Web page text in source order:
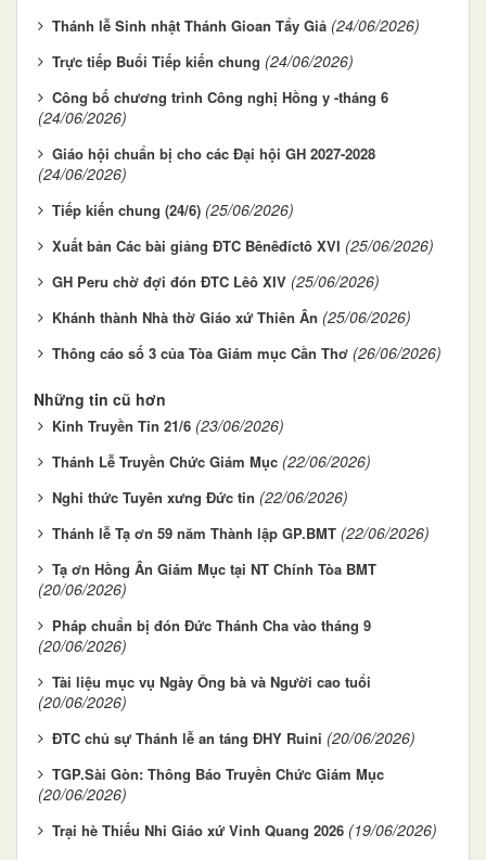
Thánh lễ Sinh nhật Thánh Gioan Tẩy Giả (24/06/2026)
Trực tiếp Buổi Tiếp kiến chung (24/06/2026)
Công bố chương trình Công nghị Hồng y -tháng 6
(24/06/2026)
Giáo hội chuẩn bị cho các Đại hội GH 2027-2028
(24/06/2026)
Tiếp kiến chung (24/6) (25/06/2026)
Xuất bản Các bài giảng ĐTC Bênêđíctô XVI (25/06/2026)
GH Peru chờ đợi đón ĐTC Lêô XIV (25/06/2026)
Khánh thành Nhà thờ Giáo xứ Thiên Ân (25/06/2026)
Thông cáo số 3 của Tòa Giám mục Cần Thơ (26/06/2026)
Những tin cũ hơn
Kinh Truyền Tin 21/6 (23/06/2026)
Thánh Lễ Truyền Chức Giám Mục (22/06/2026)
Nghi thức Tuyên xưng Đức tin (22/06/2026)
Thánh lễ Tạ ơn 59 năm Thành lập GP.BMT (22/06/2026)
Tạ ơn Hồng Ân Giám Mục tại NT Chính Tòa BMT
(20/06/2026)
Pháp chuẩn bị đón Đức Thánh Cha vào tháng 9
(20/06/2026)
Tài liệu mục vụ Ngày Ông bà và Người cao tuổi
(20/06/2026)
ĐTC chủ sự Thánh lễ an táng ĐHY Ruini (20/06/2026)
TGP.Sài Gòn: Thông Báo Truyền Chức Giám Mục
(20/06/2026)
Trại hè Thiếu Nhi Giáo xứ Vinh Quang 2026 (19/06/2026)